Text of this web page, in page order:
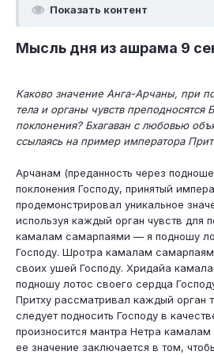
Показать контент
Мысль дня из ашрама 9
Каково значение Анга-Арчаны, при
тела и органы чувств преподносятся
поклонения? Бхагаван с любовью
ссылаясь на пример императора
Арчанам (преданность через
поклонения Господу, принятый
продемонстрировал уникальное
используя каждый орган чувств для
камалам самарпаями — я подношу
Господу. Шротра камалам
своих ушей Господу. Хридайа
подношу лотос своего сердца
Притху рассматривал каждый орган
следует подносить Господу в
произносится мантра Нетра
ее значение заключается в том,